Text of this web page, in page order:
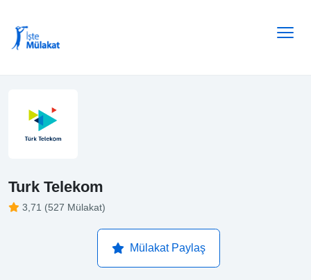
Turk Telekom
3,71 (527 Mülakat)
Mülakat Paylaş